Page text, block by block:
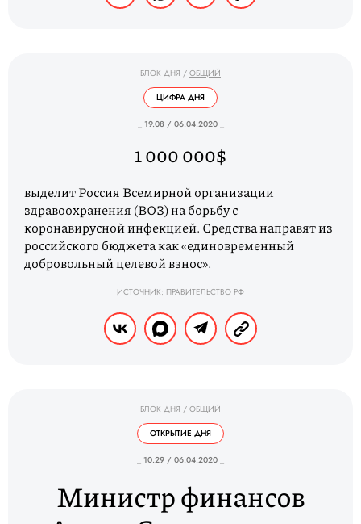
БЛОК ДНЯ / ОБЩИЙ
ЦИФРА ДНЯ
_ 19.08 / 06.04.2020 _
1 000 000$
выделит Россия Всемирной организации
здравоохранения (ВОЗ) на борьбу с
коронавирусной инфекцией. Средства направят из
российского бюджета как «единовременный
добровольный целевой взнос».
ИСТОЧНИК: ПРАВИТЕЛЬСТВО РФ
БЛОК ДНЯ / ОБЩИЙ
ОТКРЫТИЕ ДНЯ
_ 10.29 / 06.04.2020 _
Министр финансов